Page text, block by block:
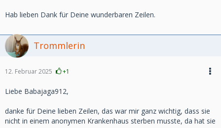
Hab lieben Dank für Deine wunderbaren Zeilen.
Trommlerin
12. Februar 2025 +1
Liebe Babajaga912,
danke für Deine lieben Zeilen, das war mir ganz wichtig, dass sie
nicht in einem anonymen Krankenhaus sterben musste, da hat sie